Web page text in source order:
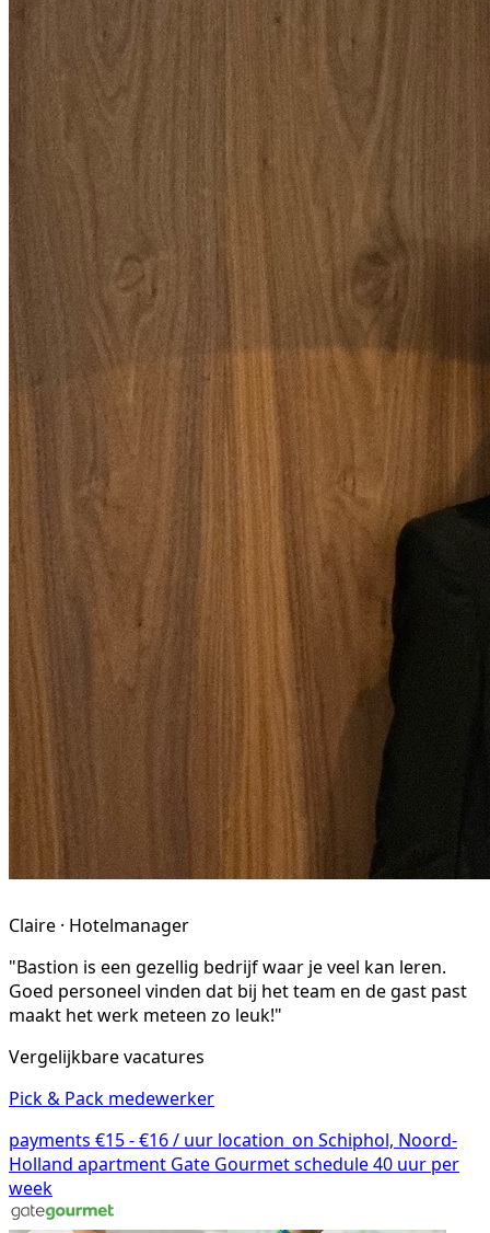
Claire · Hotelmanager
"Bastion is een gezellig bedrijf waar je veel kan leren.
Goed personeel vinden dat bij het team en de gast past
maakt het werk meteen zo leuk!"
Vergelijkbare vacatures
Pick & Pack medewerker
payments €15 - €16 / uur location_on Schiphol, Noord-
Holland apartment Gate Gourmetschedule40 uur per
week